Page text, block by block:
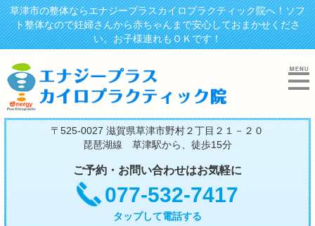
草津市の整体ならエナジープラスカイロプラクティック院へ！ソフ
ト整体なので妊婦さんから赤ちゃんまで安心しておまかせくださ
い。お子様連れもＯＫです！
〒525-0027 滋賀県草津市野村２丁目２１－２０
琵琶湖線 草津駅から、徒歩15分
ご予約・お問い合わせはお気軽に
077-532-7417
タップして電話する